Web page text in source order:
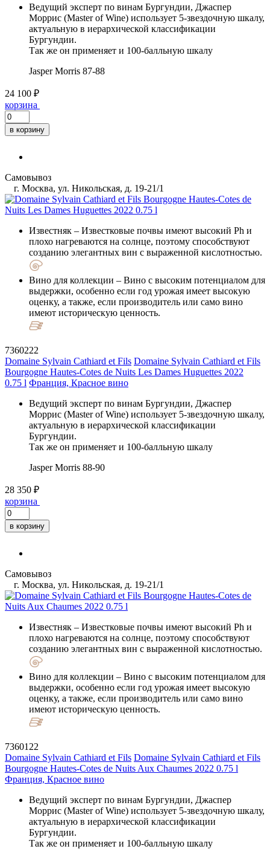
Ведущий эксперт по винам Бургундии, Джаспер
Моррис (Master of Wine) использует 5-звездочную шкалу,
актуальную в иерархической классификации
Бургундии.
Так же он применяет и 100-балльную шкалу
Jasper Morris 87-88
24 100 ₽
корзина
в корзину
Самовывоз
г. Москва, ул. Никольская, д. 19-21/1
Известняк – Известковые почвы имеют высокий Ph и
плохо нагреваются на солнце, поэтому способствуют
созданию элегантных вин с выраженной кислотностью.
Вино для коллекции – Вино с высоким потенциалом для
выдержки, особенно если год урожая имеет высокую
оценку, а также, если производитель или само вино
имеют историческую ценность.
7360222
Domaine Sylvain Cathiard et Fils Domaine Sylvain Cathiard et Fils
Bourgogne Hautes-Cotes de Nuits Les Dames Huguettes 2022
0.75 l Франция, Красное вино
Ведущий эксперт по винам Бургундии, Джаспер
Моррис (Master of Wine) использует 5-звездочную шкалу,
актуальную в иерархической классификации
Бургундии.
Так же он применяет и 100-балльную шкалу
Jasper Morris 88-90
28 350 ₽
корзина
в корзину
Самовывоз
г. Москва, ул. Никольская, д. 19-21/1
Известняк – Известковые почвы имеют высокий Ph и
плохо нагреваются на солнце, поэтому способствуют
созданию элегантных вин с выраженной кислотностью.
Вино для коллекции – Вино с высоким потенциалом для
выдержки, особенно если год урожая имеет высокую
оценку, а также, если производитель или само вино
имеют историческую ценность.
7360122
Domaine Sylvain Cathiard et Fils Domaine Sylvain Cathiard et Fils
Bourgogne Hautes-Cotes de Nuits Aux Chaumes 2022 0.75 l
Франция, Красное вино
Ведущий эксперт по винам Бургундии, Джаспер
Моррис (Master of Wine) использует 5-звездочную шкалу,
актуальную в иерархической классификации
Бургундии.
Так же он применяет и 100-балльную шкалу